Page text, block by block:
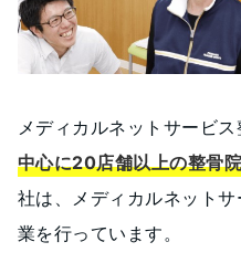
メディカルネットサービ
中心に20店舗以上の整骨
社は、メディカルネット
業を行っています。